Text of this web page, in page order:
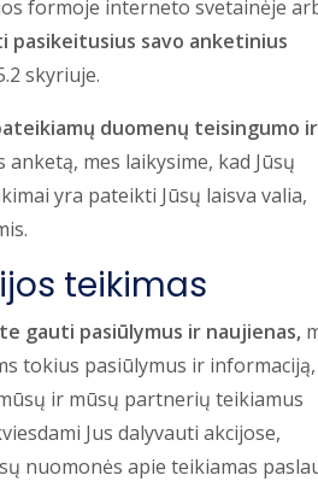
formoje interneto svetainėje
pasikeitusius savo anketinius
skyriuje.
duomenų teisingumo ir
mes laikysime, kad Jūsų
yra pateikti Jūsų laisva valia,
teikimas
gauti pasiūlymus ir naujienas,
tokius pasiūlymus ir informaciją,
ir mūsų partnerių teikiamus
Jus dalyvauti akcijose,
nuomonės apie teikiamas